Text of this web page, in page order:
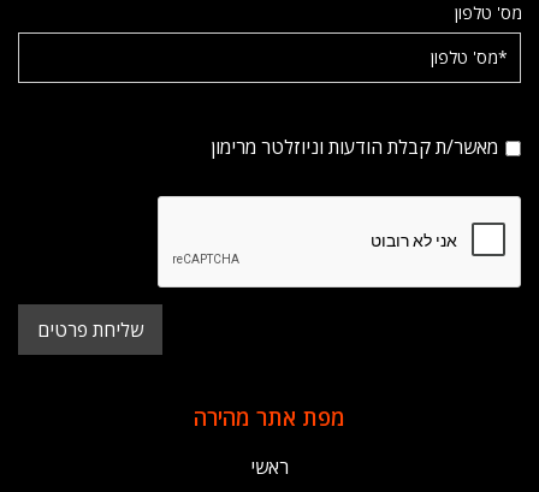
מס' טלפון
מאשר/ת קבלת הודעות וניוזלטר מרימון
מפת אתר מהירה
ראשי